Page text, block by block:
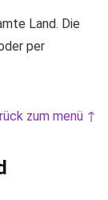
Land. Die
per
zum menü ↑